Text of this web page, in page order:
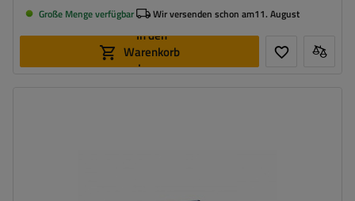
Große Menge verfügbar Wir versenden schon am11. August
In den
Warenkorb
legen